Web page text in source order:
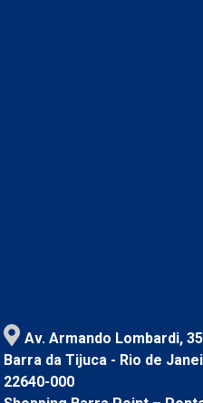
Av. Armando Lombardi,
Barra da Tijuca - Rio de
22640-000